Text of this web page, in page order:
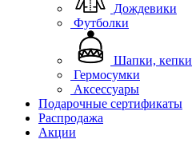
Дождевики
Футболки
Шапки, кепки
Гермосумки
Аксессуары
Подарочные сертификаты
Распродажа
Акции